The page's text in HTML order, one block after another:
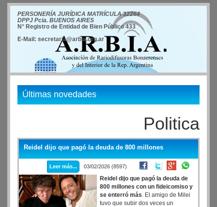
PERSONERÍA JURÍDICA MATRÍCULA 32264
DPPJ Pcia. BUENOS AIRES
N° Registro de Entidad de Bien Público 433
E-Mail: secretaria@arbia.org.ar
Últimas novedades
Politica
Reidel dijo que pagó la deuda de 800 millones
Leer más... 03/02/2026 (8597)
Reidel dijo que pagó la deuda de
800 millones con un fideicomiso y
se enterró más. El amigo de Milei
tuvo que subir dos veces un